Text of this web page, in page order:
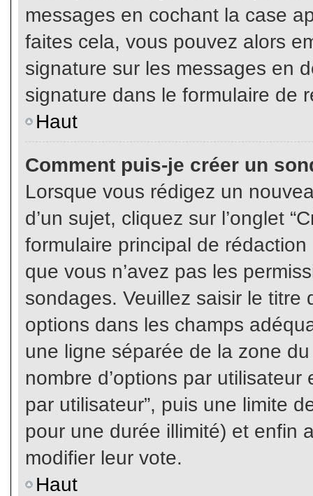
messages en cochant la case
faites cela, vous pouvez alors
signature sur les messages en
signature dans le formulaire de
Haut
Comment puis-je créer un
Lorsque vous rédigez un
d’un sujet, cliquez sur l’onglet
formulaire principal de
que vous n’avez pas les
sondages. Veuillez saisir le
options dans les champs
une ligne séparée de la zone
nombre d’options par
par utilisateur”, puis une limite
pour une durée illimité) et enfin
modifier leur vote.
Haut